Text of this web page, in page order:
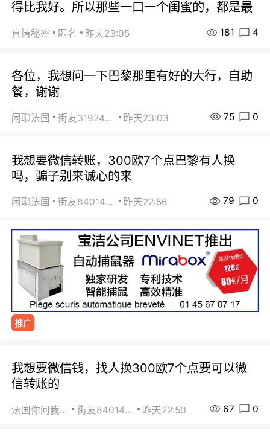
得比我好。所以那些一口一个闺蜜的，都是最
真情秘密 匿名 昨天23:05 181 4
各位，我想问一下巴黎那里有好的大行，自助
餐，谢谢
闲聊法国 街友31924072 昨天23:03 75 0
我想要微信转账，300欧7个点巴黎有人换
吗，骗子别来诚心的来
闲聊法国 街友84014588 昨天22:56 79 0
推广
我想要微信钱，找人换300欧7个点要可以微
信转账的
法国你问我答 街友84014588 昨天22:50 67 0